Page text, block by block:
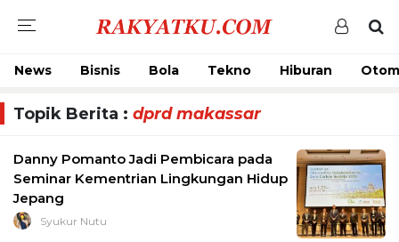
News Bisnis Bola Tekno Hiburan
Topik Berita : dprd makassar
Danny Pomanto Jadi Pembicara pada
Seminar Kementrian Lingkungan Hidup
Jepang
Syukur Nutu